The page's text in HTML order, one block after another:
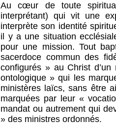
Au cœur de toute
interprétant) qui vit une
interprète son identité
il y a une situation
pour une mission. Tout
sacerdoce commun des
configurés » au Christ
ontologique » qui les
ministères laïcs, sans être
marquées par leur «
mandat ou autrement qui
» des ministres ordonnés.